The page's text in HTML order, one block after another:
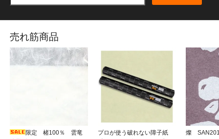
売れ筋商品
限定 楮100％ 雲竜
プロが使う破れない障子紙
燦